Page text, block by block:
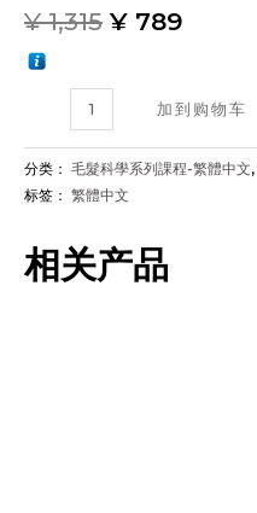
¥1,315 ¥ 789
科
學
列
課
加到购物车
分类： 毛髮科學系列課程-繁體中文,
标签： 繁體中文
相关产品